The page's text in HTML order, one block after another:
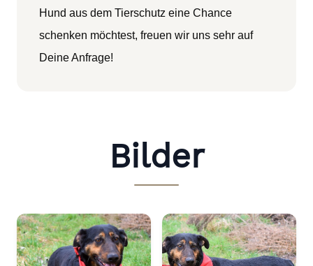
Hund aus dem Tierschutz eine Chance
schenken möchtest, freuen wir uns sehr auf
Deine Anfrage!
Bilder